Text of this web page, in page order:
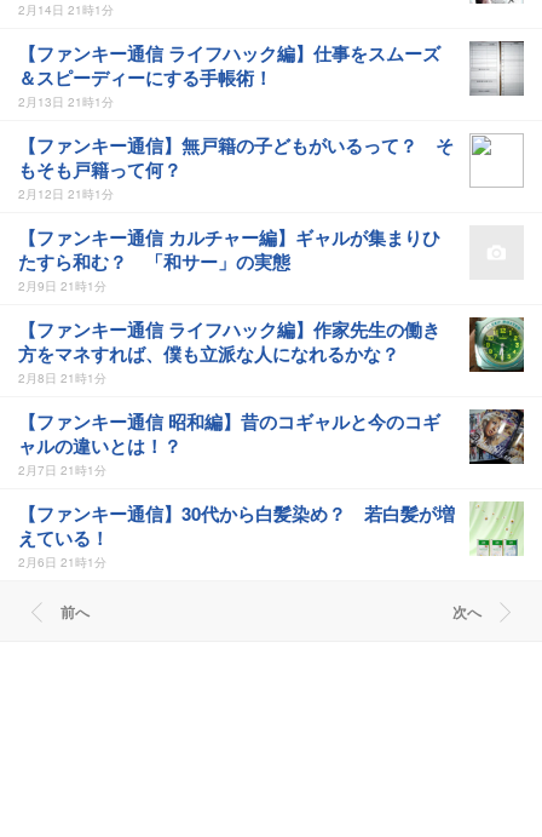
2月14日 21時1分
【ファンキー通信 ライフハック編】仕事をスムーズ
＆スピーディーにする手帳術！
2月13日 21時1分
【ファンキー通信】無戸籍の子どもがいるって？ そ
もそも戸籍って何？
2月12日 21時1分
【ファンキー通信 カルチャー編】ギャルが集まりひ
たすら和む？ 「和サー」の実態
2月9日 21時1分
【ファンキー通信 ライフハック編】作家先生の働き
方をマネすれば、僕も立派な人になれるかな？
2月8日 21時1分
【ファンキー通信 昭和編】昔のコギャルと今のコギ
ャルの違いとは！？
2月7日 21時1分
【ファンキー通信】30代から白髪染め？ 若白髪が増
えている！
2月6日 21時1分
前へ 次へ